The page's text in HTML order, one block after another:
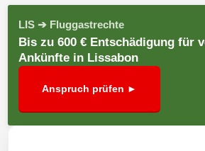
LIS ➔ Fluggastrechte
Bis zu 600 € Entschädigung für
Ankünfte in Lissabon
Anspruch prüfen ►